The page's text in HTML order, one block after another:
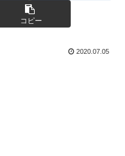
コピー
2020.07.05